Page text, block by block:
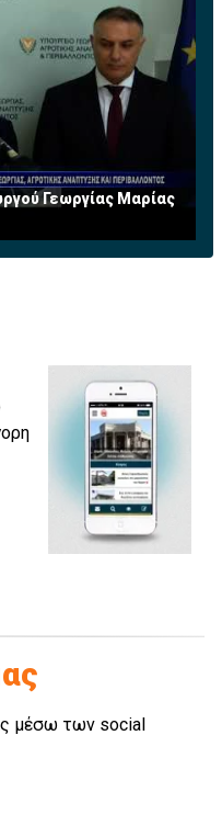
Γεωργίας Μαρίας
μέσω των social